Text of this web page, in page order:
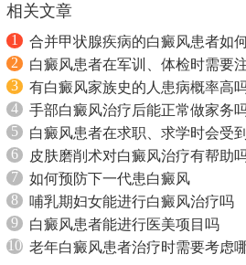
相关文章
1
合并甲状腺疾病的白癜风患者如
2
白癜风患者在军训、体检时需要
3
有白癜风家族史的人患病概率高
4
手部白癜风治疗后能正常做家务
5
白癜风患者在求职、求学时会受
6
皮肤磨削术对白癜风治疗有帮助
7
如何预防下一代患白癜风
8
哺乳期妇女能进行白癜风治疗吗
9
白癜风患者能进行医美项目吗
10 老年白癜风患者治疗时需要考虑